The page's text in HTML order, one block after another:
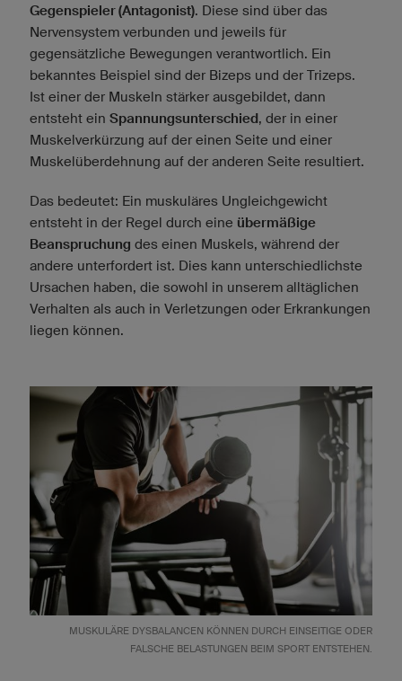
Gegenspieler (Antagonist). Diese sind über das
Nervensystem verbunden und jeweils für
gegensätzliche Bewegungen verantwortlich. Ein
bekanntes Beispiel sind der Bizeps und der Trizeps.
Ist einer der Muskeln stärker ausgebildet, dann
entsteht ein Spannungsunterschied, der in einer
Muskelverkürzung auf der einen Seite und einer
Muskelüberdehnung auf der anderen Seite resultiert.
Das bedeutet: Ein muskuläres Ungleichgewicht
entsteht in der Regel durch eine übermäßige
Beanspruchung des einen Muskels, während der
andere unterfordert ist. Dies kann unterschiedlichste
Ursachen haben, die sowohl in unserem alltäglichen
Verhalten als auch in Verletzungen oder Erkrankungen
liegen können.
MUSKULÄRE DYSBALANCEN KÖNNEN DURCH EINSEITIGE ODER
FALSCHE BELASTUNGEN BEIM SPORT ENTSTEHEN.